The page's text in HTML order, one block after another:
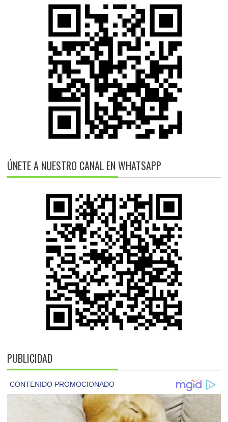
ÚNETE A NUESTRO CANAL EN WHATSAPP
PUBLICIDAD